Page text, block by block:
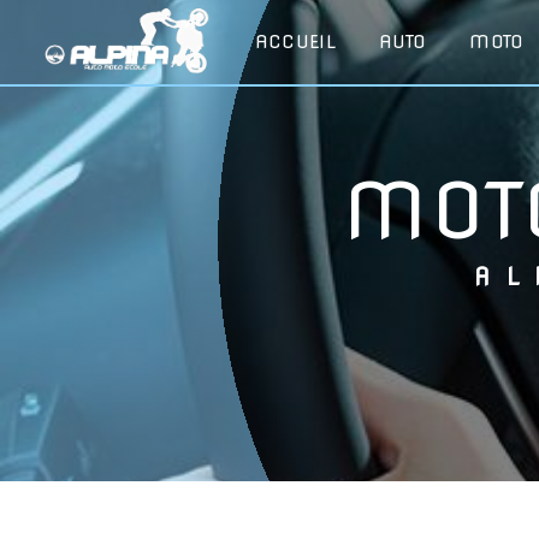
ACCUEIL AUTO MOTO
Panneau de gestion des cookies